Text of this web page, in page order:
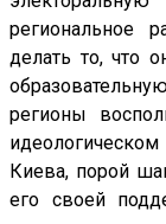
региональное
делать то, что
регионы
Киева, порой
его своей